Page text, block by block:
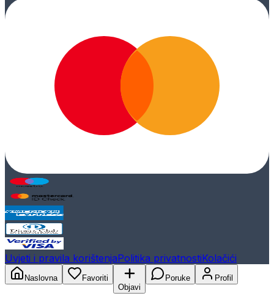
Uvjeti i pravila korištenjaPolitika privatnostiKolačići
Naslovna
Favoriti
Objavi
Poruke Profil